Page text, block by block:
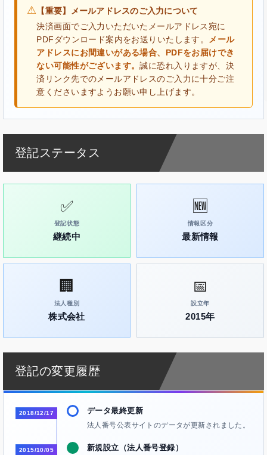
⚠ 【重要】メールアドレスのご入力について
決済画面でご入力いただいたメールアドレス宛に
PDFダウンロード案内をお送りいたします。
メール
アドレスにお間違いがある場合、PDFをお届けでき
ない可能性がございます。誠に恐れ入りますが、決
済リンク先でのメールアドレスのご入力に十分ご注
意くださいますようお願い申し上げます。
登記ステータス
✅
登記状態
継続中
🆕
情報区分
最新情報
🏢
法人種別
株式会社
📅
設立年
2015年
登記の変更履歴
2018/12/17 データ最終更新
法人番号公表サイトのデータが更新されました。
2015/10/05 新規設立（法人番号登録）